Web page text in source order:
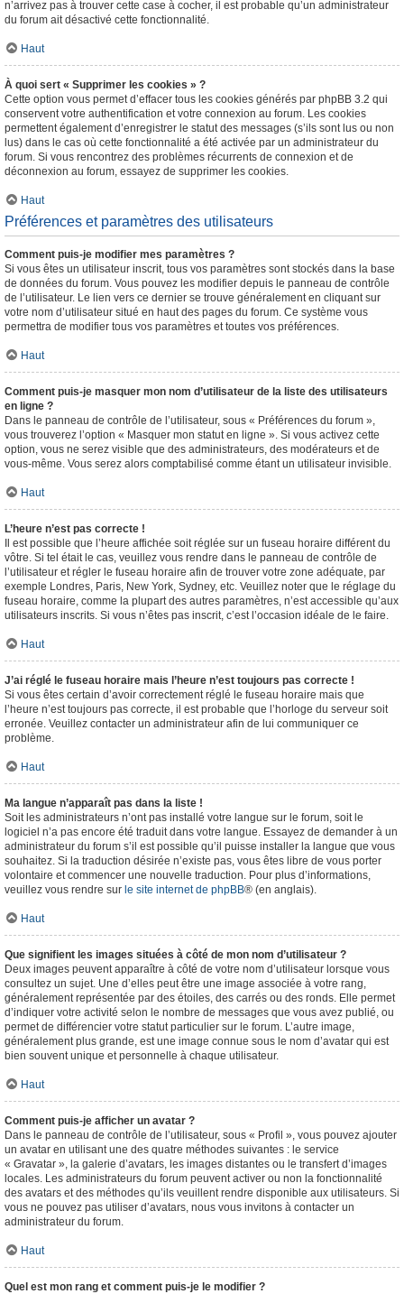
n’arrivez pas à trouver cette case à cocher, il est probable qu’un administrateur
du forum ait désactivé cette fonctionnalité.
Haut
À quoi sert « Supprimer les cookies » ?
Cette option vous permet d’effacer tous les cookies générés par phpBB 3.2 qui
conservent votre authentification et votre connexion au forum. Les cookies
permettent également d’enregistrer le statut des messages (s’ils sont lus ou non
lus) dans le cas où cette fonctionnalité a été activée par un administrateur du
forum. Si vous rencontrez des problèmes récurrents de connexion et de
déconnexion au forum, essayez de supprimer les cookies.
Haut
Préférences et paramètres des utilisateurs
Comment puis-je modifier mes paramètres ?
Si vous êtes un utilisateur inscrit, tous vos paramètres sont stockés dans la base
de données du forum. Vous pouvez les modifier depuis le panneau de contrôle
de l’utilisateur. Le lien vers ce dernier se trouve généralement en cliquant sur
votre nom d’utilisateur situé en haut des pages du forum. Ce système vous
permettra de modifier tous vos paramètres et toutes vos préférences.
Haut
Comment puis-je masquer mon nom d’utilisateur de la liste des utilisateurs
en ligne ?
Dans le panneau de contrôle de l’utilisateur, sous « Préférences du forum »,
vous trouverez l’option « Masquer mon statut en ligne ». Si vous activez cette
option, vous ne serez visible que des administrateurs, des modérateurs et de
vous-même. Vous serez alors comptabilisé comme étant un utilisateur invisible.
Haut
L’heure n’est pas correcte !
Il est possible que l’heure affichée soit réglée sur un fuseau horaire différent du
vôtre. Si tel était le cas, veuillez vous rendre dans le panneau de contrôle de
l’utilisateur et régler le fuseau horaire afin de trouver votre zone adéquate, par
exemple Londres, Paris, New York, Sydney, etc. Veuillez noter que le réglage du
fuseau horaire, comme la plupart des autres paramètres, n’est accessible qu’aux
utilisateurs inscrits. Si vous n’êtes pas inscrit, c’est l’occasion idéale de le faire.
Haut
J’ai réglé le fuseau horaire mais l’heure n’est toujours pas correcte !
Si vous êtes certain d’avoir correctement réglé le fuseau horaire mais que
l’heure n’est toujours pas correcte, il est probable que l’horloge du serveur soit
erronée. Veuillez contacter un administrateur afin de lui communiquer ce
problème.
Haut
Ma langue n’apparaît pas dans la liste !
Soit les administrateurs n’ont pas installé votre langue sur le forum, soit le
logiciel n’a pas encore été traduit dans votre langue. Essayez de demander à un
administrateur du forum s’il est possible qu’il puisse installer la langue que vous
souhaitez. Si la traduction désirée n’existe pas, vous êtes libre de vous porter
volontaire et commencer une nouvelle traduction. Pour plus d’informations,
veuillez vous rendre sur le site internet de phpBB® (en anglais).
Haut
Que signifient les images situées à côté de mon nom d’utilisateur ?
Deux images peuvent apparaître à côté de votre nom d’utilisateur lorsque vous
consultez un sujet. Une d’elles peut être une image associée à votre rang,
généralement représentée par des étoiles, des carrés ou des ronds. Elle permet
d’indiquer votre activité selon le nombre de messages que vous avez publié, ou
permet de différencier votre statut particulier sur le forum. L’autre image,
généralement plus grande, est une image connue sous le nom d’avatar qui est
bien souvent unique et personnelle à chaque utilisateur.
Haut
Comment puis-je afficher un avatar ?
Dans le panneau de contrôle de l’utilisateur, sous « Profil », vous pouvez ajouter
un avatar en utilisant une des quatre méthodes suivantes : le service
« Gravatar », la galerie d’avatars, les images distantes ou le transfert d’images
locales. Les administrateurs du forum peuvent activer ou non la fonctionnalité
des avatars et des méthodes qu’ils veuillent rendre disponible aux utilisateurs. Si
vous ne pouvez pas utiliser d’avatars, nous vous invitons à contacter un
administrateur du forum.
Haut
Quel est mon rang et comment puis-je le modifier ?